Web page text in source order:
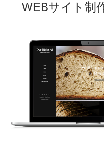
WEBサイト制